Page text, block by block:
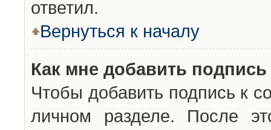
ответил.
Вернуться к началу
Как мне добавить
Чтобы добавить подпись к
личном разделе. После